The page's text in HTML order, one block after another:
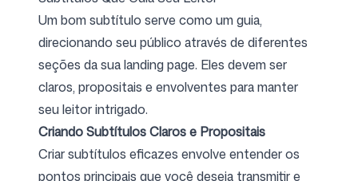
Um bom subtítulo serve como um guia,
direcionando seu público através de diferentes
seções da sua landing page. Eles devem ser
claros, propositais e envolventes para manter
seu leitor intrigado.
Criando Subtítulos Claros e Propositais
Criar subtítulos eficazes envolve entender os
pontos principais que você deseja transmitir e